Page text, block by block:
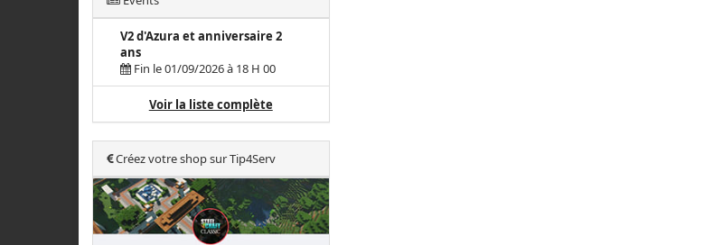
V2 d'Azura et anniversaire 2
ans
Fin le 01/09/2026 à 18 H 00
Voir la liste complète
Créez votre shop sur Tip4Serv